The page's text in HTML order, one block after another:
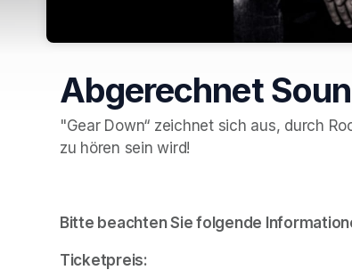
Abgerechnet
"Gear Down“ zeichnet sich aus, durch
zu hören sein wird!
Bitte beachten Sie folgende
Ticketpreis: